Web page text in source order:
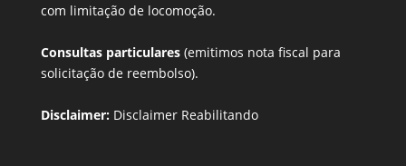
com limitação de locomoção.
Consultas particulares (emitimos nota fiscal para
solicitação de reembolso).
Disclaimer: Disclaimer Reabilitando